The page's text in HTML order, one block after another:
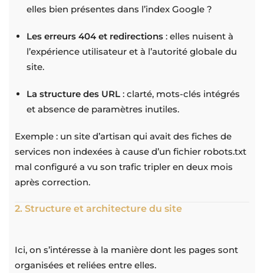
elles bien présentes dans l’index Google ?
Les erreurs 404 et redirections : elles nuisent à
l’expérience utilisateur et à l’autorité globale du
site.
La structure des URL : clarté, mots-clés intégrés
et absence de paramètres inutiles.
Exemple : un site d’artisan qui avait des fiches de
services non indexées à cause d’un fichier robots.txt
mal configuré a vu son trafic tripler en deux mois
après correction.
2. Structure et architecture du site
Ici, on s’intéresse à la manière dont les pages sont
organisées et reliées entre elles.